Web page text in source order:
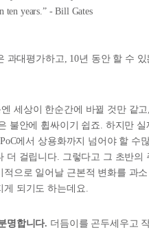
ten years.” -Bill Gates
과대평가하고, 10년 동안 할 수 있
세상이 한순간에 바뀔 것만 같
불안에 휩싸이기 쉽죠. 하지만 실
에서 상용화까지 넘어야 할 수
더 걸립니다. 그렇다고 그 초반의
으로 일어날 근본적 변화를 과소
되기도 하는데요.
명합니다. 더듬이를 곤두세우고